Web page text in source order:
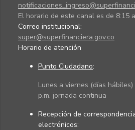
El horario de este canal es de 8:15
Correo institucional:
super@superfinanciera.gov.co
Horario de atención
Punto Ciudadano:
Lunes a viernes (días
p.m. jornada continua
Recepción de
electrónicos: